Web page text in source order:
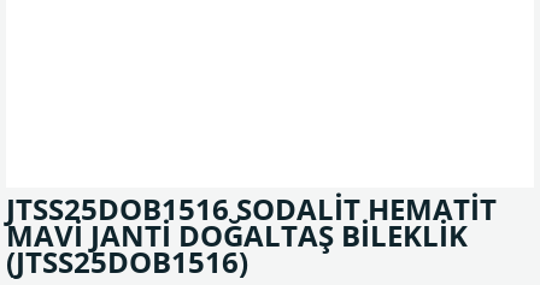
JTSS25DOB1516 SODALİT HEMATİT
MAVİ JANTİ DOĞALTAŞ BİLEKLİK
(JTSS25DOB1516)